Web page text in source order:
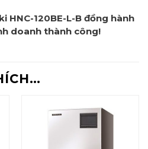
HNC-120BE-L-B đồng hành
doanh thành công!